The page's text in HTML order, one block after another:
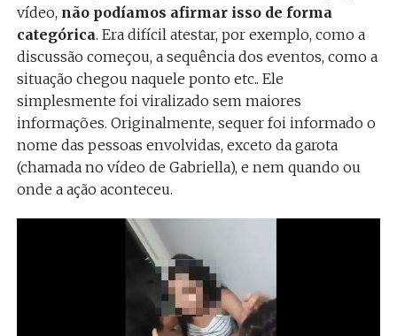
vídeo, não podíamos afirmar isso de forma
categórica. Era difícil atestar, por exemplo, como a
discussão começou, a sequência dos eventos, como a
situação chegou naquele ponto etc.. Ele
simplesmente foi viralizado sem maiores
informações. Originalmente, sequer foi informado o
nome das pessoas envolvidas, exceto da garota
(chamada no vídeo de Gabriella), e nem quando ou
onde a ação aconteceu.